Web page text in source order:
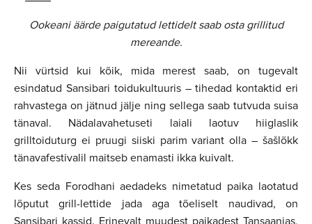
Ookeani äärde paigutatud lettidelt saab osta grillitud
mereande.
Nii vürtsid kui kõik, mida merest saab, on tugevalt
esindatud Sansibari toidukultuuris – tihedad kontaktid eri
rahvastega on jätnud jälje ning sellega saab tutvuda suisa
tänaval. Nädalavahetuseti laiali laotuv hiiglaslik
grilltoiduturg ei pruugi siiski parim variant olla – šašlõkk
tänavafestivalil maitseb enamasti ikka kuivalt.
Kes seda Forodhani aedadeks nimetatud paika laotatud
lõputut grill-lettide jada aga tõeliselt naudivad, on
Sansibari kassid. Erinevalt muudest paikadest Tansaanias,